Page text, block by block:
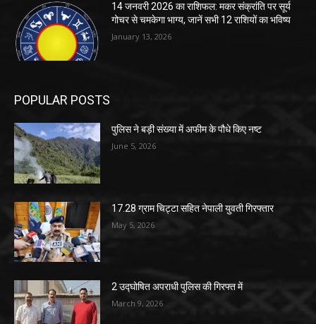
14 जनवरी 2026 का राशिफल: मकर संक्रांति पर सूर्य
गोचर से चमकेगा भाग्य, जानें सभी 12 राशियों का भविष्य
January 13, 2026
POPULAR POSTS
पुलिस ने बड़ी संख्या में अफीम के पौधे किए नष्ट
June 5, 2026
17.28 ग्राम चिट्टा सहित नेपाली युवती गिरफ्तार
May 5, 2026
2 उद्घोषित अपराधी पुलिस की गिरफ्त में
March 9, 2026